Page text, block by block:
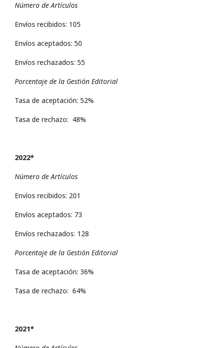
Número de Artículos
Envíos recibidos: 105
Envíos aceptados: 50
Envíos rechazados: 55
Porcentaje de la Gestión Editorial
Tasa de aceptación: 52%
Tasa de rechazo: 48%
2022*
Número de Artículos
Envíos recibidos: 201
Envíos aceptados: 73
Envíos rechazados: 128
Porcentaje de la Gestión Editorial
Tasa de aceptación: 36%
Tasa de rechazo: 64%
2021*